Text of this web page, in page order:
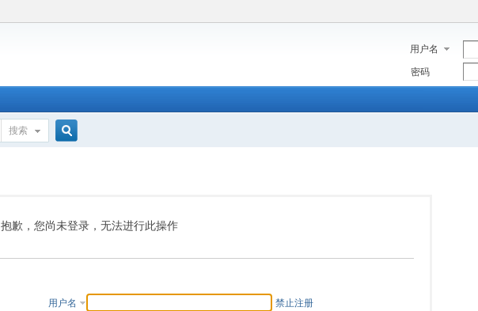
用户名
密码
搜索
索
抱歉，您尚未登录，无法进行此操作
用户名 禁止注册